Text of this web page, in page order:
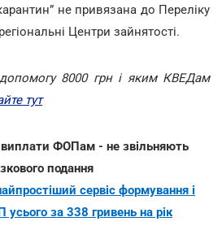
не привязана до Переліку
Центри зайнятості.
8000 грн і яким КВЕДам
тут
виплати ФОПам - не звільняють
подання
сервіс формування і
усього за 338 гривень на рік